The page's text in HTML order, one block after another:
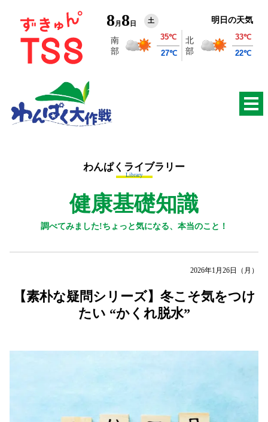
8 月 8 日 土 明日の天気
わんぱくライブラリー
Library
健康基礎知識
調べてみました!ちょっと気になる、本当のこと！
2026年1月26日（月）
【素朴な疑問シリーズ】冬こそ気をつけ
たい “かくれ脱水”